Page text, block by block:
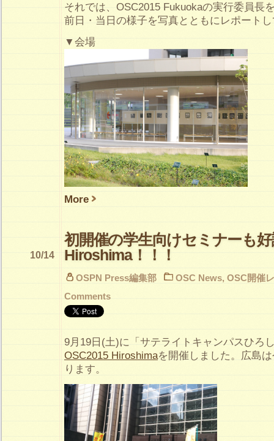
それでは、OSC2015 Fukuokaの実行委員長
前日・当日の様子を写真とともにレポート
▼会場
More
初開催の学生向けセミナーも
Hiroshima！！！
10/14
OSPN Press編集部 OSC News, OSC開催
Comments
9月19日(土)に「サテライトキャンパスひろ
OSC2015 Hiroshimaを開催しました。広島
ります。